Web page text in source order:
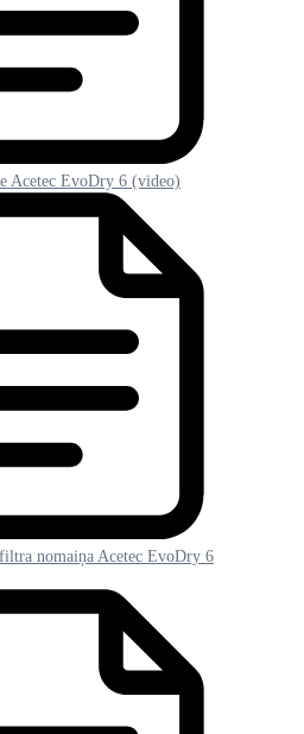
Acetec EvoDry 6 (video)
nomaiņa Acetec EvoDry 6